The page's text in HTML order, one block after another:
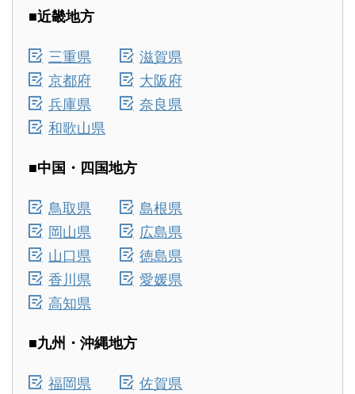
■近畿地方
三重県
滋賀県
京都府
大阪府
兵庫県
奈良県
和歌山県
■中国・四国地方
鳥取県
島根県
岡山県
広島県
山口県
徳島県
香川県
愛媛県
高知県
■九州・沖縄地方
福岡県
佐賀県